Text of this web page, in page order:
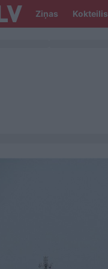
Ziņas Kokteilis